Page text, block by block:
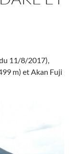
11/8/2017),
m) et Akan Fuji